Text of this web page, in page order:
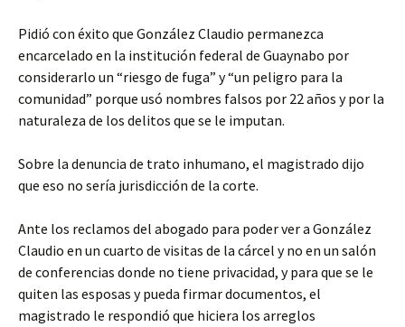
Pidió con éxito que González Claudio permanezca
encarcelado en la institución federal de Guaynabo por
considerarlo un “riesgo de fuga” y “un peligro para la
comunidad” porque usó nombres falsos por 22 años y por la
naturaleza de los delitos que se le imputan.
Sobre la denuncia de trato inhumano, el magistrado dijo
que eso no sería jurisdicción de la corte.
Ante los reclamos del abogado para poder ver a González
Claudio en un cuarto de visitas de la cárcel y no en un salón
de conferencias donde no tiene privacidad, y para que se le
quiten las esposas y pueda firmar documentos, el
magistrado le respondió que hiciera los arreglos